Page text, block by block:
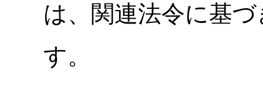
は、関連法令に基
す。